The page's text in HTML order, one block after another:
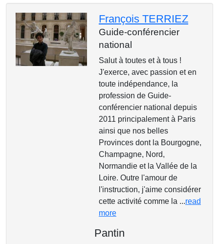
François TERRIEZ
Guide-conférencier
national
Salut à toutes et à tous !
J'exerce, avec passion et en
toute indépendance, la
profession de Guide-
conférencier national depuis
2011 principalement à Paris
ainsi que nos belles
Provinces dont la Bourgogne,
Champagne, Nord,
Normandie et la Vallée de la
Loire. Outre l'amour de
l'instruction, j'aime considérer
cette activité comme la ...read
more
Pantin